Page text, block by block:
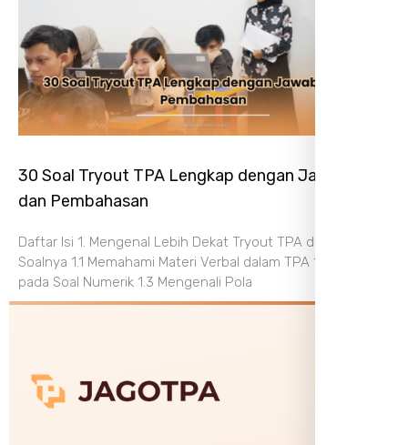
30 Soal Tryout TPA Lengkap dengan Jawaban
dan Pembahasan
Daftar Isi 1. Mengenal Lebih Dekat Tryout TPA dan Struktur
Soalnya 1.1 Memahami Materi Verbal dalam TPA 1.2 Fokus
pada Soal Numerik 1.3 Mengenali Pola